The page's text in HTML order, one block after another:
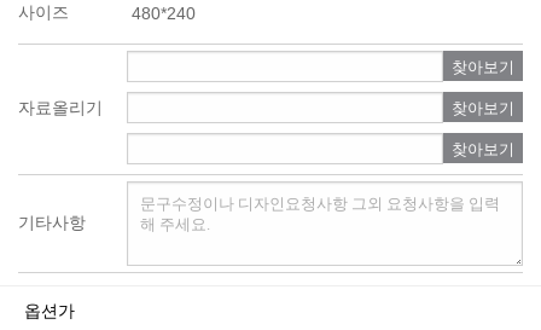
사이즈 480*240
자료올리기
찾아보기
찾아보기
찾아보기
기타사항
옵션가